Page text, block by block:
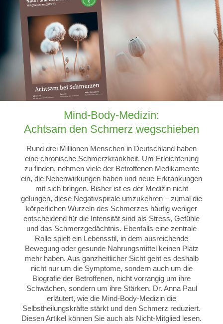
Mind-Body-Medizin:
Achtsam den Schmerz wegschieben
Rund drei Millionen Menschen in Deutschland haben
eine chronische Schmerzkrankheit. Um Erleichterung
zu finden, nehmen viele der Betroffenen Medikamente
ein, die Nebenwirkungen haben und neue Erkrankungen
mit sich bringen. Bisher ist es der Medizin nicht
gelungen, diese Negativspirale umzukehren – zumal die
körperlichen Wurzeln des Schmerzes häufig weniger
entscheidend für die Intensität sind als Stress, Gefühle
und das Schmerzgedächtnis. Ebenfalls eine zentrale
Rolle spielt ein Lebensstil, in dem ausreichende
Bewegung oder gesunde Nahrungsmittel keinen Platz
mehr haben. Aus ganzheitlicher Sicht geht es deshalb
nicht nur um die Symptome, sondern auch um die
Biografie der Betroffenen, nicht vorrangig um ihre
Schwächen, sondern um ihre Stärken. Dr. Anna Paul
erläutert, wie die Mind-Body-Medizin die
Selbstheilungskräfte stärkt und den Schmerz reduziert.
Diesen Artikel können Sie auch als Nicht-Mitglied lesen.